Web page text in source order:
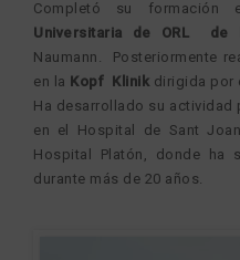
Completó su
Universitaria de ORL de
Naumann. Posteriormente
en la Kopf Klinik dirigida por
Ha desarrollado su
en el Hospital de Sant
Hospital Platón, donde ha
durante más de 20 años.